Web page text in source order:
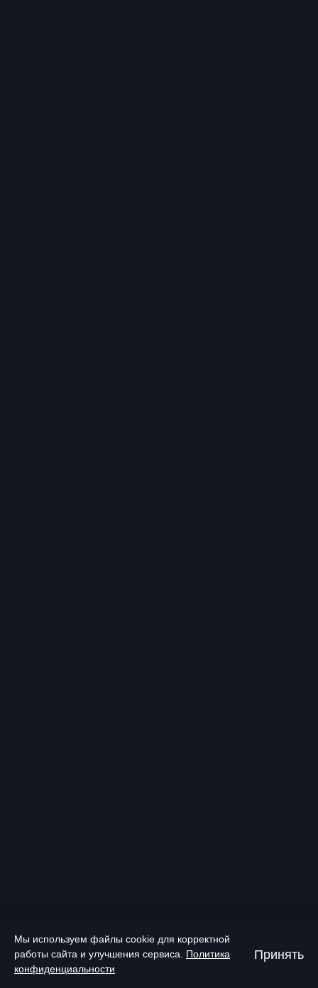
Мы используем файлы cookie для корректной
работы сайта и улучшения сервиса. Политика
конфиденциальности
Принять